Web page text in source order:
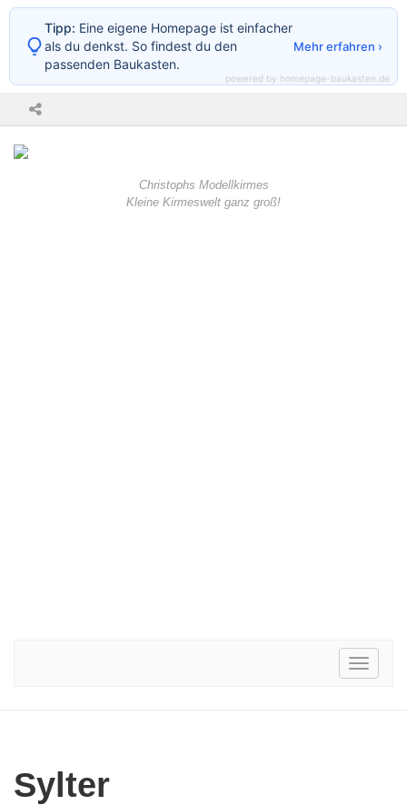
Christophs Modellkirmes
Kleine Kirmeswelt ganz groß!
Toggle
Sylter
Tipp: Eine eigene Homepage ist einfacher
als du denkst. So findest du den
passenden Baukasten.
Mehr erfahren ›
powered by homepage-baukasten.de